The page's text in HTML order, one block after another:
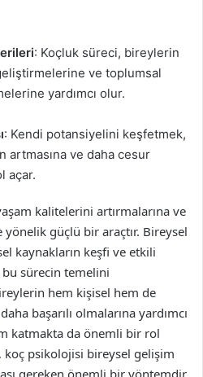
: Koçluk süreci, bireylerin
ve toplumsal
yardımcı olur.
: Kendi potansiyelini keşfetmek,
artmasına ve daha cesur
açar.
kalitelerini artırmalarına ve
güçlü bir araçtır. Bireysel
kaynakların keşfi ve etkili
sürecin temelini
hem kişisel hem de
başarılı olmalarına yardımcı
katmakta da önemli bir rol
koç psikolojisi bireysel gelişim
gereken önemli bir yöntemdir.